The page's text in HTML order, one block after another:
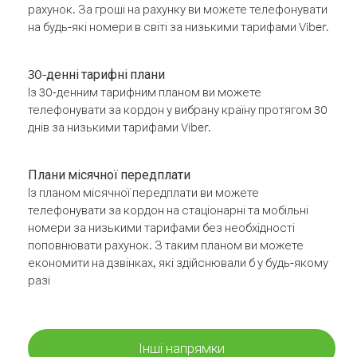
рахунок. За гроші на рахунку ви можете телефонувати
на будь-які номери в світі за низькими тарифами Viber.
30-денні тарифні плани
Із 30-денним тарифним планом ви можете
телефонувати за кордон у вибрану країну протягом 30
днів за низькими тарифами Viber.
Плани місячної передплати
Із планом місячної передплати ви можете
телефонувати за кордон на стаціонарні та мобільні
номери за низькими тарифами без необхідності
поповнювати рахунок. З таким планом ви можете
економити на дзвінках, які здійснювали б у будь-якому
разі
Інші напрямки